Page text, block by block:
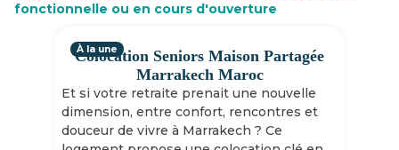
fonctionnelle ou en cours d'ouverture
Colocation Seniors Maison Partagée
Marrakech Maroc
Et si votre retraite prenait une nouvelle
dimension, entre confort, rencontres et
douceur de vivre à Marrakech ? Ce
À la une